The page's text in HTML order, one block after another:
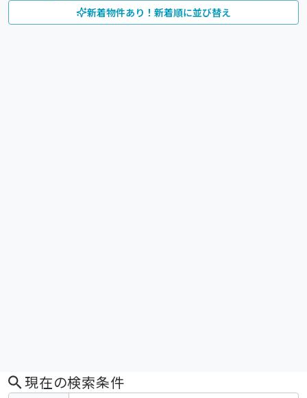
新着物件あり！新着順に並び替え
現在の検索条件